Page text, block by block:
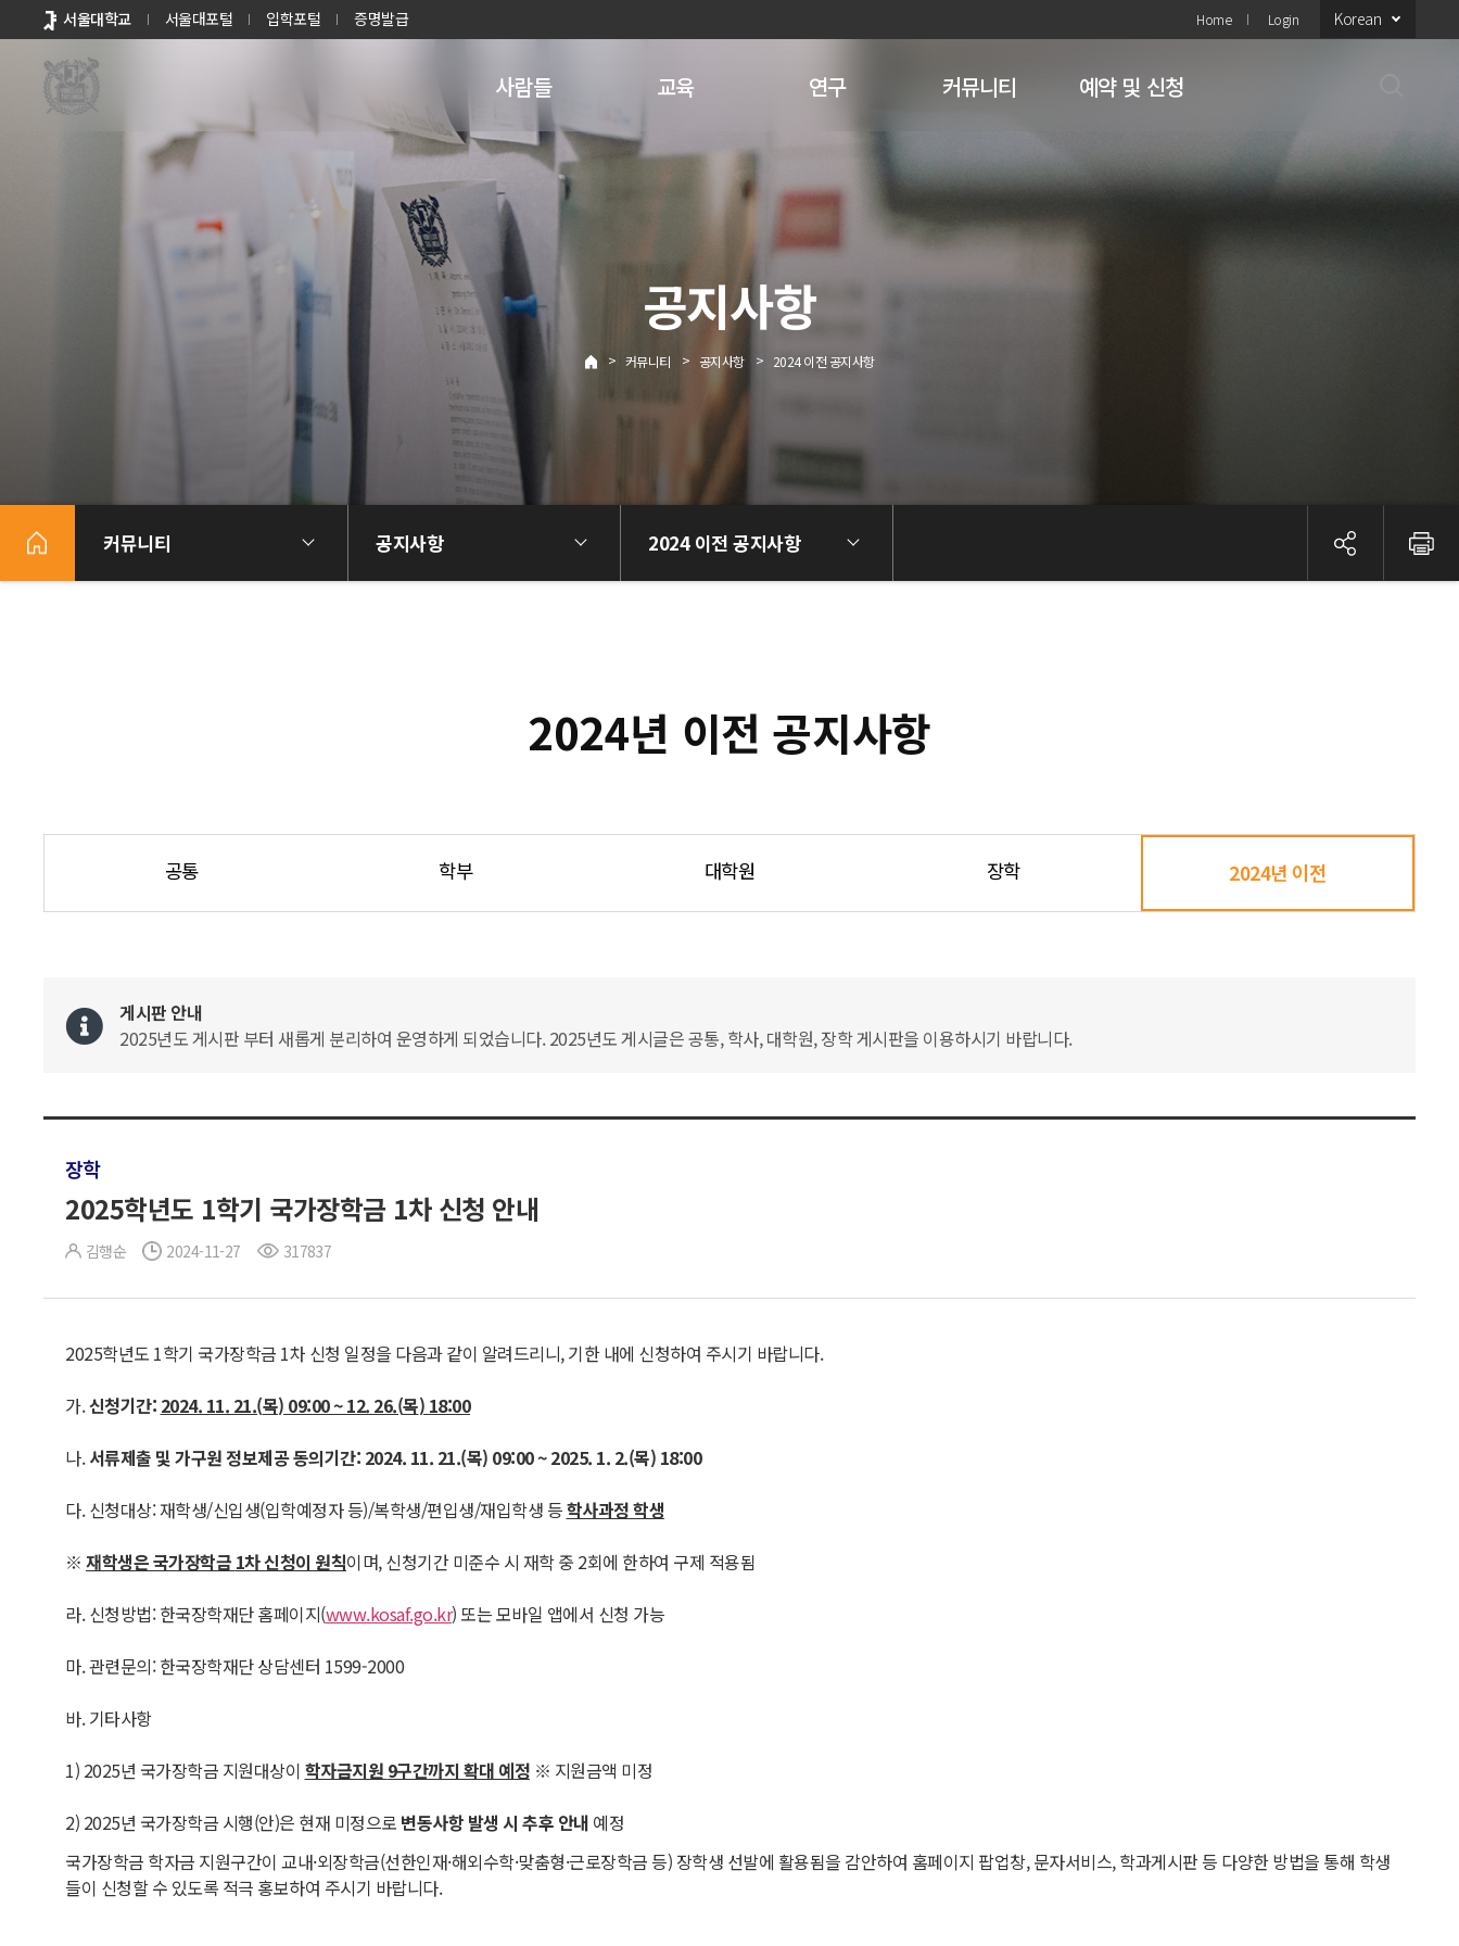
바로가기
메뉴
서울대학교 서울대포털 입학포털 증명발급 Home Login Korean
사람들 교육 연구 커뮤니티 예약 및 신청
공지사항
> 커뮤니티 > 공지사항 > 2024 이전 공지사항
커뮤니티 공지사항 2024 이전 공지사항
2024년 이전 공지사항
공통 학부 대학원 장학 2024년 이전
게시판 안내
2025년도 게시판 부터 새롭게 분리하여 운영하게 되었습니다. 2025년도 게시글은 공통, 학사, 대학원, 장학 게시판을 이용하시기 바랍니다.
장학
2025학년도 1학기 국가장학금 1차 신청 안내
김행순 2024-11-27 317837
2025학년도 1학기 국가장학금 1차 신청 일정을 다음과 같이 알려드리니, 기한 내에 신청하여 주시기 바랍니다.
가.신청기간: 2024. 11. 21.(목) 09:00 ~ 12. 26.(목) 18:00
나.서류제출 및 가구원 정보제공 동의기간: 2024. 11. 21.(목) 09:00 ~ 2025. 1. 2.(목) 18:00
다. 신청대상: 재학생/신입생(입학예정자 등)/복학생/편입생/재입학생 등학사과정 학생
※ 재학생은 국가장학금 1차 신청이 원칙이며, 신청기간 미준수 시 재학 중 2회에 한하여 구제 적용됨
라. 신청방법: 한국장학재단 홈페이지(www.kosaf.go.kr) 또는 모바일 앱에서 신청 가능
마. 관련문의: 한국장학재단 상담센터 1599-2000
바. 기타사항
1) 2025년 국가장학금 지원대상이 학자금지원 9구간까지 확대 예정 ※ 지원금액 미정
2) 2025년 국가장학금 시행(안)은 현재 미정으로 변동사항 발생 시 추후 안내 예정
국가장학금 학자금 지원구간이 교내·외장학금(선한인재·해외수학·맞춤형·근로장학금 등) 장학생 선발에 활용됨을 감안하여 홈페이지 팝업창, 문자서비스, 학과게시판 등 다양한 방법을 통해 학생
들이 신청할 수 있도록 적극 홍보하여 주시기 바랍니다.